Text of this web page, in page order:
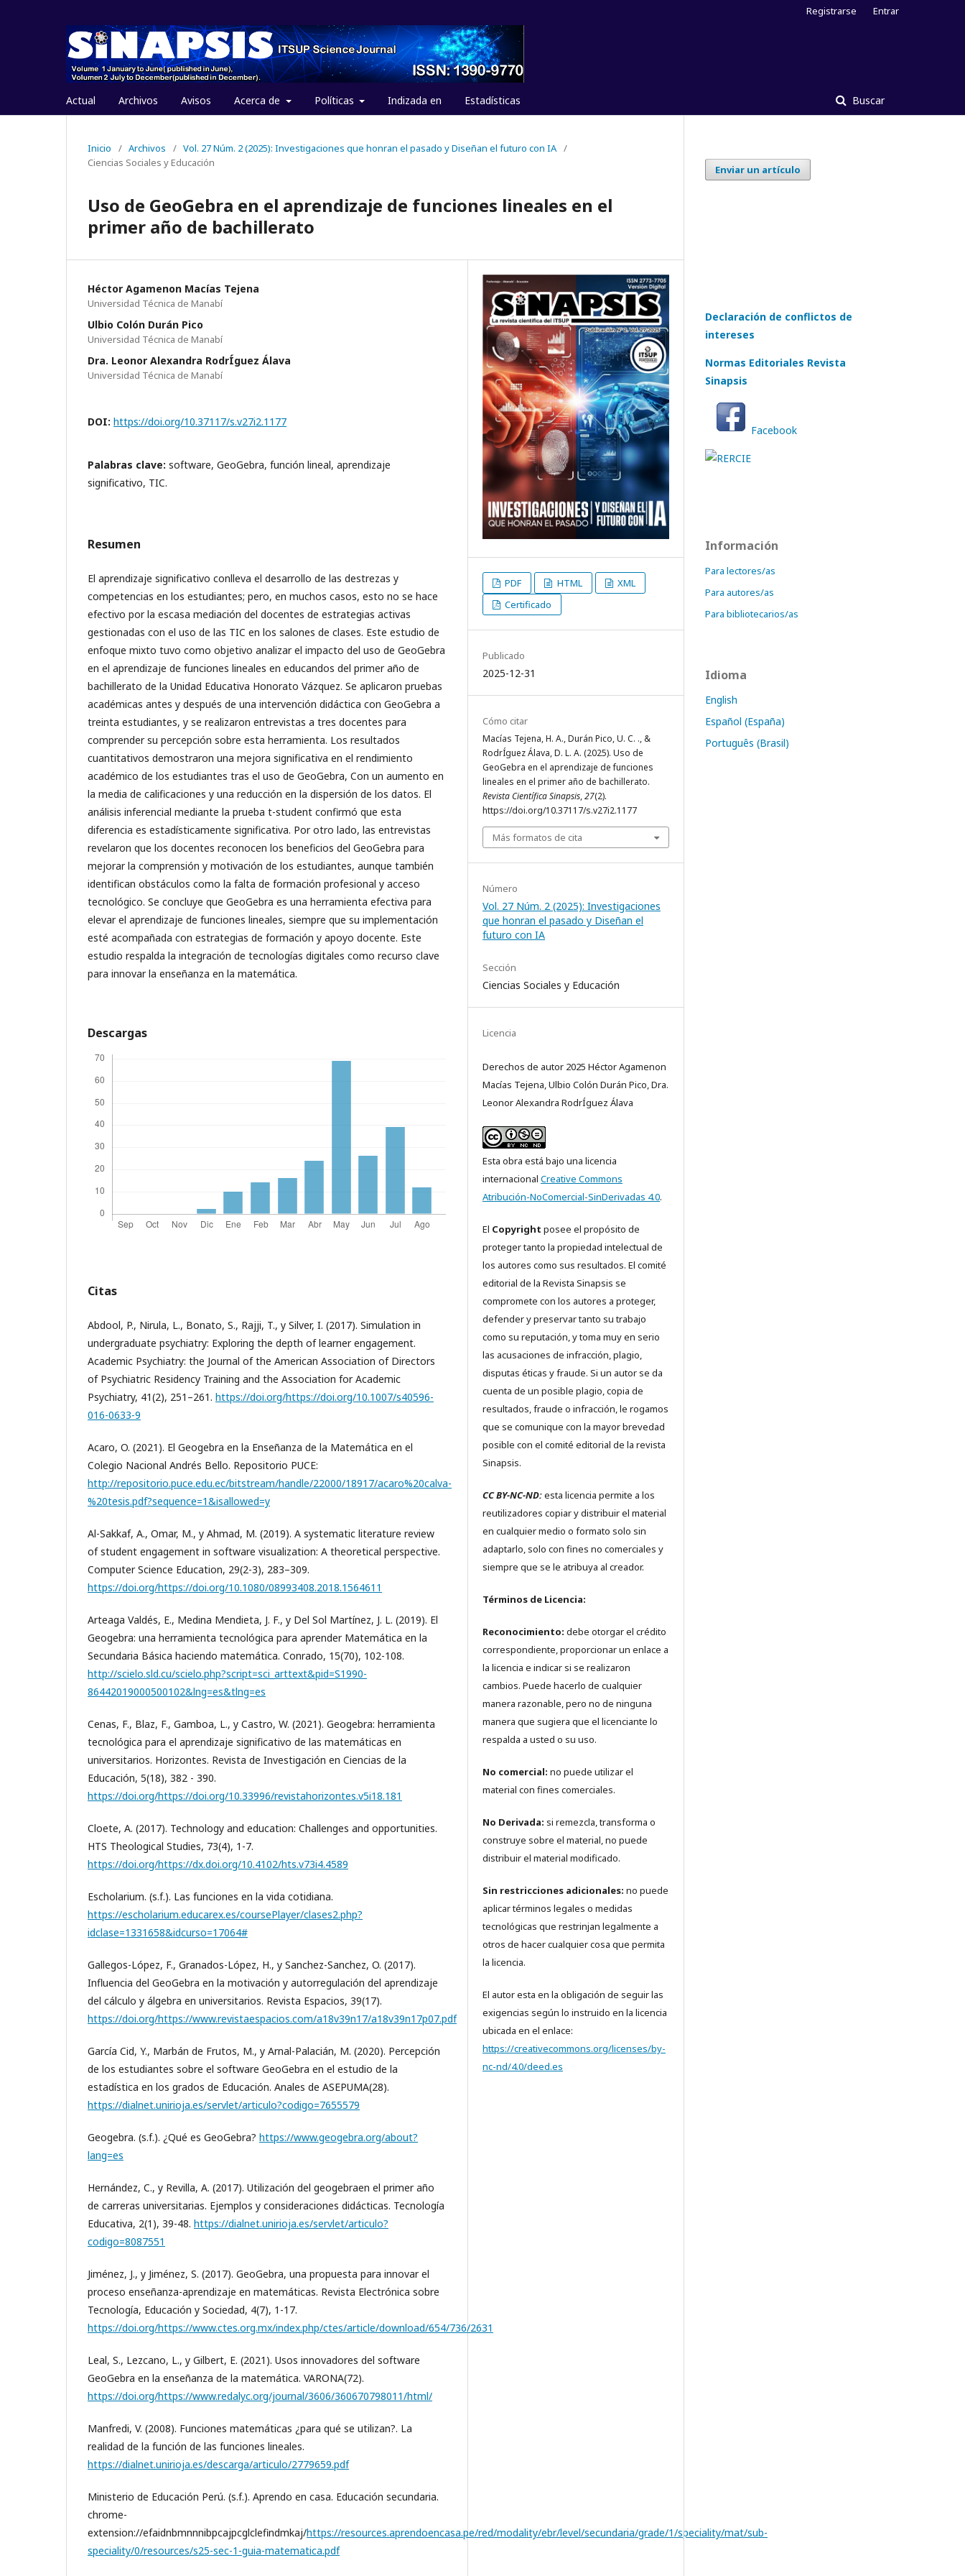
Actual Archivos Avisos Acerca de Políticas Indizada en Estadísticas Buscar
Registrarse Entrar
Inicio / Archivos / Vol. 27 Núm. 2 (2025): Investigaciones que honran el pasado y Diseñan el futuro con IA /
Ciencias Sociales y Educación
Uso de GeoGebra en el aprendizaje de funciones lineales en el
primer año de bachillerato
Héctor Agamenon Macías Tejena
Universidad Técnica de Manabí
Ulbio Colón Durán Pico
Universidad Técnica de Manabí
Dra. Leonor Alexandra RodrÍguez Álava
Universidad Técnica de Manabí
DOI: https://doi.org/10.37117/s.v27i2.1177
Palabras clave: software, GeoGebra, función lineal, aprendizaje
significativo, TIC.
Resumen
El aprendizaje significativo conlleva el desarrollo de las destrezas y
competencias en los estudiantes; pero, en muchos casos, esto no se hace
efectivo por la escasa mediación del docentes de estrategias activas
gestionadas con el uso de las TIC en los salones de clases. Este estudio de
enfoque mixto tuvo como objetivo analizar el impacto del uso de GeoGebra
en el aprendizaje de funciones lineales en educandos del primer año de
bachillerato de la Unidad Educativa Honorato Vázquez. Se aplicaron pruebas
académicas antes y después de una intervención didáctica con GeoGebra a
treinta estudiantes, y se realizaron entrevistas a tres docentes para
comprender su percepción sobre esta herramienta. Los resultados
cuantitativos demostraron una mejora significativa en el rendimiento
académico de los estudiantes tras el uso de GeoGebra, Con un aumento en
la media de calificaciones y una reducción en la dispersión de los datos. El
análisis inferencial mediante la prueba t-student confirmó que esta
diferencia es estadísticamente significativa. Por otro lado, las entrevistas
revelaron que los docentes reconocen los beneficios del GeoGebra para
mejorar la comprensión y motivación de los estudiantes, aunque también
identifican obstáculos como la falta de formación profesional y acceso
tecnológico. Se concluye que GeoGebra es una herramienta efectiva para
elevar el aprendizaje de funciones lineales, siempre que su implementación
esté acompañada con estrategias de formación y apoyo docente. Este
estudio respalda la integración de tecnologías digitales como recurso clave
para innovar la enseñanza en la matemática.
Descargas
Citas
Abdool, P., Nirula, L., Bonato, S., Rajji, T., y Silver, I. (2017). Simulation in
undergraduate psychiatry: Exploring the depth of learner engagement.
Academic Psychiatry: the Journal of the American Association of Directors
of Psychiatric Residency Training and the Association for Academic
Psychiatry, 41(2), 251–261. https://doi.org/https://doi.org/10.1007/s40596-
016-0633-9
Acaro, O. (2021). El Geogebra en la Enseñanza de la Matemática en el
Colegio Nacional Andrés Bello. Repositorio PUCE:
http://repositorio.puce.edu.ec/bitstream/handle/22000/18917/acaro%20calva-
%20tesis.pdf?sequence=1&isallowed=y
Al-Sakkaf, A., Omar, M., y Ahmad, M. (2019). A systematic literature review
of student engagement in software visualization: A theoretical perspective.
Computer Science Education, 29(2-3), 283–309.
https://doi.org/https://doi.org/10.1080/08993408.2018.1564611
Arteaga Valdés, E., Medina Mendieta, J. F., y Del Sol Martínez, J. L. (2019). El
Geogebra: una herramienta tecnológica para aprender Matemática en la
Secundaria Básica haciendo matemática. Conrado, 15(70), 102-108.
http://scielo.sld.cu/scielo.php?script=sci_arttext&pid=S1990-
86442019000500102&lng=es&tlng=es
Cenas, F., Blaz, F., Gamboa, L., y Castro, W. (2021). Geogebra: herramienta
tecnológica para el aprendizaje significativo de las matemáticas en
universitarios. Horizontes. Revista de Investigación en Ciencias de la
Educación, 5(18), 382 - 390.
https://doi.org/https://doi.org/10.33996/revistahorizontes.v5i18.181
Cloete, A. (2017). Technology and education: Challenges and opportunities.
HTS Theological Studies, 73(4), 1-7.
https://doi.org/https://dx.doi.org/10.4102/hts.v73i4.4589
Escholarium. (s.f.). Las funciones en la vida cotidiana.
https://escholarium.educarex.es/coursePlayer/clases2.php?
idclase=1331658&idcurso=17064#
Gallegos-López, F., Granados-López, H., y Sanchez-Sanchez, O. (2017).
Influencia del GeoGebra en la motivación y autorregulación del aprendizaje
del cálculo y álgebra en universitarios. Revista Espacios, 39(17).
https://doi.org/https://www.revistaespacios.com/a18v39n17/a18v39n17p07.pdf
García Cid, Y., Marbán de Frutos, M., y Arnal-Palacián, M. (2020). Percepción
de los estudiantes sobre el software GeoGebra en el estudio de la
estadística en los grados de Educación. Anales de ASEPUMA(28).
https://dialnet.unirioja.es/servlet/articulo?codigo=7655579
Geogebra. (s.f.). ¿Qué es GeoGebra? https://www.geogebra.org/about?
lang=es
Hernández, C., y Revilla, A. (2017). Utilización del geogebraen el primer año
de carreras universitarias. Ejemplos y consideraciones didácticas. Tecnología
Educativa, 2(1), 39-48. https://dialnet.unirioja.es/servlet/articulo?
codigo=8087551
Jiménez, J., y Jiménez, S. (2017). GeoGebra, una propuesta para innovar el
proceso enseñanza-aprendizaje en matemáticas. Revista Electrónica sobre
Tecnología, Educación y Sociedad, 4(7), 1-17.
https://doi.org/https://www.ctes.org.mx/index.php/ctes/article/download/654/736/2631
Leal, S., Lezcano, L., y Gilbert, E. (2021). Usos innovadores del software
GeoGebra en la enseñanza de la matemática. VARONA(72).
https://doi.org/https://www.redalyc.org/journal/3606/360670798011/html/
Manfredi, V. (2008). Funciones matemáticas ¿para qué se utilizan?. La
realidad de la función de las funciones lineales.
https://dialnet.unirioja.es/descarga/articulo/2779659.pdf
Ministerio de Educación Perú. (s.f.). Aprendo en casa. Educación secundaria.
chrome-
extension://efaidnbmnnnibpcajpcglclefindmkaj/https://resources.aprendoencasa.pe/red/modality/ebr/level/secundaria/grade/1/speciality/mat/sub-
speciality/0/resources/s25-sec-1-guia-matematica.pdf
PDF HTML
XML
Certificado
Publicado
2025-12-31
Cómo citar
Macías Tejena, H. A., Durán Pico, U. C. ., &
RodrÍguez Álava, D. L. A. (2025). Uso de
GeoGebra en el aprendizaje de funciones
lineales en el primer año de bachillerato.
Revista Científica Sinapsis,27(2).
https://doi.org/10.37117/s.v27i2.1177
Más formatos de cita
Número
Vol. 27 Núm. 2 (2025): Investigaciones
que honran el pasado y Diseñan el
futuro con IA
Sección
Ciencias Sociales y Educación
Licencia
Derechos de autor 2025 Héctor Agamenon
Macías Tejena, Ulbio Colón Durán Pico, Dra.
Leonor Alexandra RodrÍguez Álava
Esta obra está bajo una licencia
internacional Creative Commons
Atribución-NoComercial-SinDerivadas 4.0.
El Copyright posee el propósito de
proteger tanto la propiedad intelectual de
los autores como sus resultados. El comité
editorial de la Revista Sinapsis se
compromete con los autores a proteger,
defender y preservar tanto su trabajo
como su reputación, y toma muy en serio
las acusaciones de infracción, plagio,
disputas éticas y fraude. Si un autor se da
cuenta de un posible plagio, copia de
resultados, fraude o infracción, le rogamos
que se comunique con la mayor brevedad
posible con el comité editorial de la revista
Sinapsis.
CC BY-NC-ND:esta licencia permite a los
reutilizadores copiar y distribuir el material
en cualquier medio o formato solo sin
adaptarlo, solo con fines no comerciales y
siempre que se le atribuya al creador.
Términos de Licencia:
Reconocimiento: debe otorgar el crédito
correspondiente, proporcionar un enlace a
la licencia e indicar si se realizaron
cambios. Puede hacerlo de cualquier
manera razonable, pero no de ninguna
manera que sugiera que el licenciante lo
respalda a usted o su uso.
No comercial: no puede utilizar el
material con fines comerciales.
No Derivada: si remezcla, transforma o
construye sobre el material, no puede
distribuir el material modificado.
Sin restricciones adicionales: no puede
aplicar términos legales o medidas
tecnológicas que restrinjan legalmente a
otros de hacer cualquier cosa que permita
la licencia.
El autor esta en la obligación de seguir las
exigencias según lo instruido en la licencia
ubicada en el enlace:
https://creativecommons.org/licenses/by-
nc-nd/4.0/deed.es
Enviar un artículo
Declaración de conflictos de
intereses
Normas Editoriales Revista
Sinapsis
Facebook
Información
Para lectores/as
Para autores/as
Para bibliotecarios/as
Idioma
English
Español (España)
Português (Brasil)